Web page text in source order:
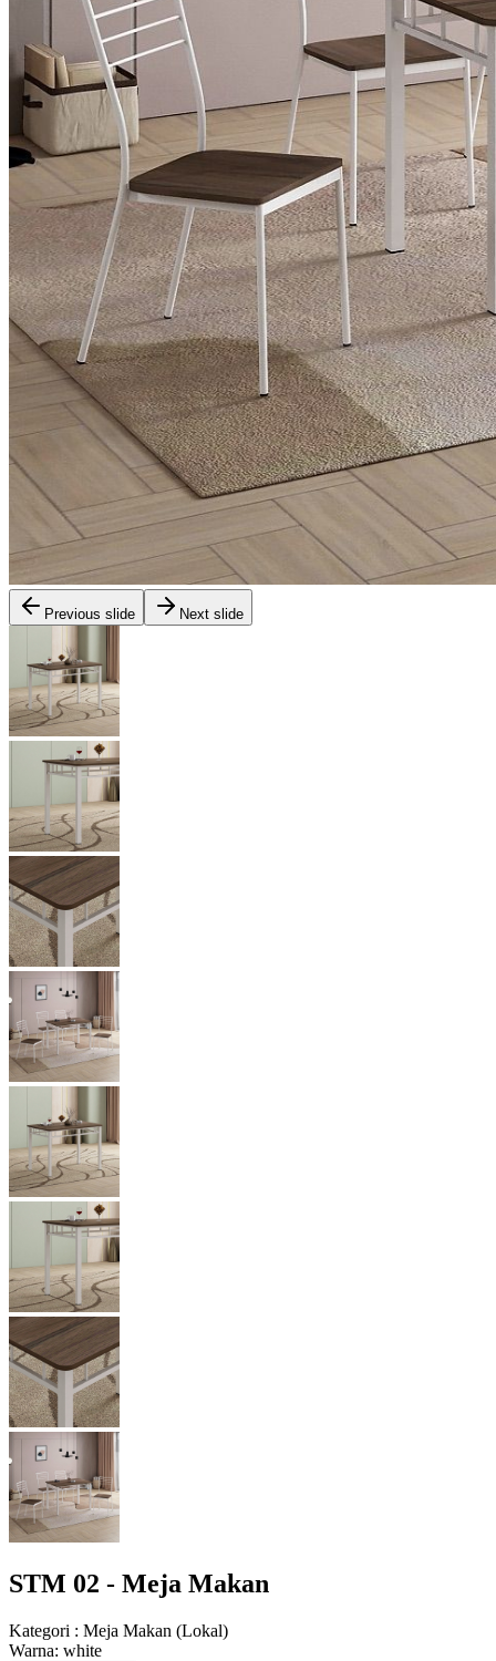
Previous slide Next slide
STM 02 - Meja Makan
Kategori : Meja Makan (Lokal)
Warna: white